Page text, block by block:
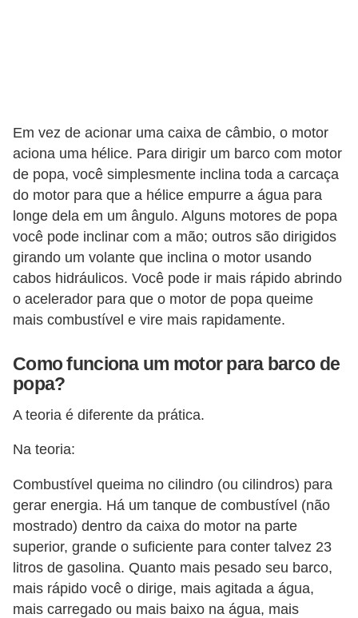
Em vez de acionar uma caixa de câmbio, o motor
aciona uma hélice. Para dirigir um barco com motor
de popa, você simplesmente inclina toda a carcaça
do motor para que a hélice empurre a água para
longe dela em um ângulo. Alguns motores de popa
você pode inclinar com a mão; outros são dirigidos
girando um volante que inclina o motor usando
cabos hidráulicos. Você pode ir mais rápido abrindo
o acelerador para que o motor de popa queime
mais combustível e vire mais rapidamente.
Como funciona um motor para barco de
popa?
A teoria é diferente da prática.
Na teoria:
Combustível queima no cilindro (ou cilindros) para
gerar energia. Há um tanque de combustível (não
mostrado) dentro da caixa do motor na parte
superior, grande o suficiente para conter talvez 23
litros de gasolina. Quanto mais pesado seu barco,
mais rápido você o dirige, mais agitada a água,
mais carregado ou mais baixo na água, mais
e
O
f
f
r
o
a
d
o
m
p
a
r
c
a
r
r
o